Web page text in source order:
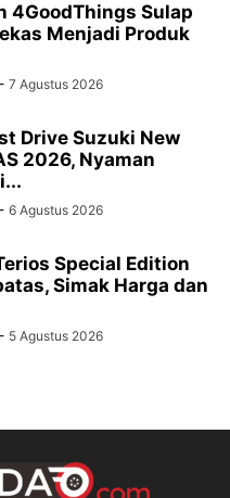
4GoodThings Sulap
Menjadi Produk
- 7 Agustus 2026
Drive Suzuki New
2026, Nyaman
- 6 Agustus 2026
Special Edition
Simak Harga dan
- 5 Agustus 2026